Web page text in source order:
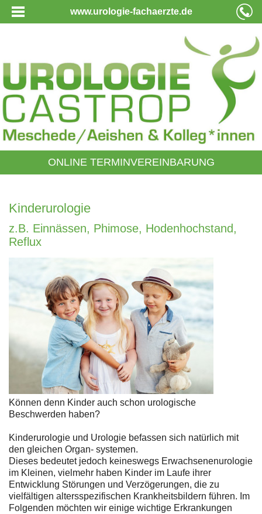
www.urologie-fachaerzte.de
ONLINE TERMINVEREINBARUNG
Kinderurologie
z.B. Einnässen, Phimose, Hodenhochstand,
Reflux
Können denn Kinder auch schon urologische
Beschwerden haben?
Kinderurologie und Urologie befassen sich natürlich mit
den gleichen Organ- systemen.
Dieses bedeutet jedoch keineswegs Erwachsenenurologie
im Kleinen, vielmehr haben Kinder im Laufe ihrer
Entwicklung Störungen und Verzögerungen, die zu
vielfältigen altersspezifischen Krankheitsbildern führen. Im
Folgenden möchten wir einige wichtige Erkrankungen